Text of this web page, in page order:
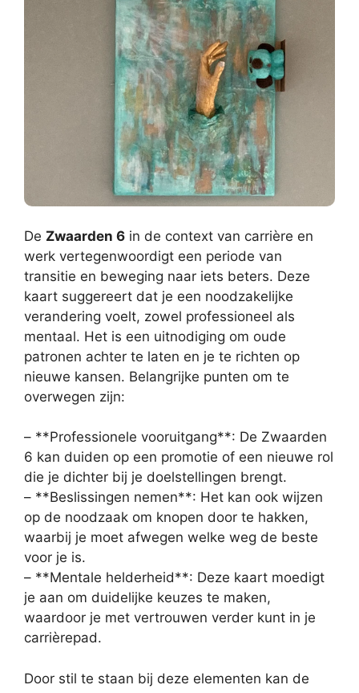
De Zwaarden 6 in de context van carrière en
werk vertegenwoordigt een periode van
transitie en beweging naar iets beters. Deze
kaart suggereert dat je een noodzakelijke
verandering voelt, zowel professioneel als
mentaal. Het is een uitnodiging om oude
patronen achter te laten en je te richten op
nieuwe kansen. Belangrijke punten om te
overwegen zijn:
– **Professionele vooruitgang**: De Zwaarden
6 kan duiden op een promotie of een nieuwe rol
die je dichter bij je doelstellingen brengt.
– **Beslissingen nemen**: Het kan ook wijzen
op de noodzaak om knopen door te hakken,
waarbij je moet afwegen welke weg de beste
voor je is.
– **Mentale helderheid**: Deze kaart moedigt
je aan om duidelijke keuzes te maken,
waardoor je met vertrouwen verder kunt in je
carrièrepad.
Door stil te staan bij deze elementen kan de